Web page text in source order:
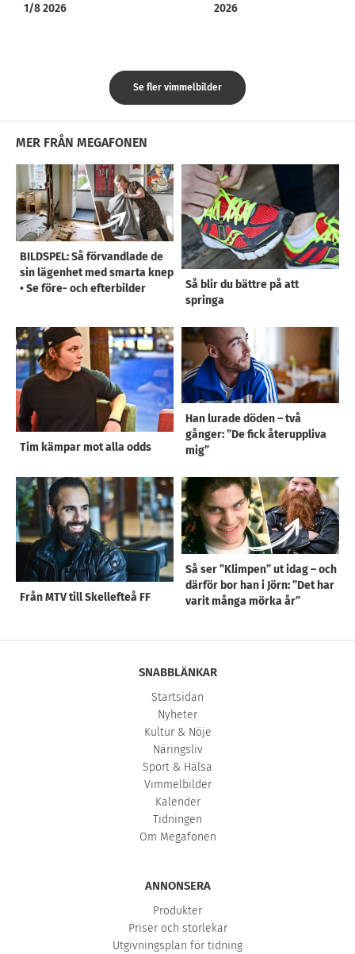
1/8 2026
2026
Se fler vimmelbilder
MER FRÅN MEGAFONEN
BILDSPEL: Så förvandlade de
sin lägenhet med smarta knep
• Se före- och efterbilder
Så blir du bättre på att
springa
Tim kämpar mot alla odds
Han lurade döden – två
gånger: ”De fick återuppliva
mig”
Från MTV till Skellefteå FF
Så ser ”Klimpen” ut idag – och
därför bor han i Jörn: ”Det har
varit många mörka år”
SNABBLÄNKAR
Startsidan
Nyheter
Kultur & Nöje
Näringsliv
Sport & Hälsa
Vimmelbilder
Kalender
Tidningen
Om Megafonen
ANNONSERA
Produkter
Priser och storlekar
Utgivningsplan för tidning